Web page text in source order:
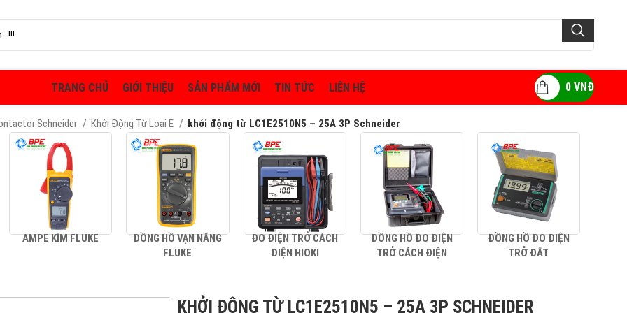
TRANG CHỦ GIỚI THIỆU SẢN PHẨM MỚI TIN TỨC LIÊN HỆ 0 VNĐ
Schneider Khởi Động Từ Loại E khởi động từ LC1E2510N5 – 25A 3P Schneider
AMPE KÌM FLUKE
ĐỒNG HỒ VẠN NĂNG
FLUKE
ĐO ĐIỆN TRỞ CÁCH
ĐIỆN HIOKI
ĐỒNG HỒ ĐO ĐIỆN
TRỞ CÁCH ĐIỆN
ĐỒNG HỒ ĐO ĐIỆN
TRỞ ĐẤT
KHỞI ĐỘNG TỪ LC1E2510N5 – 25A 3P SCHNEIDER